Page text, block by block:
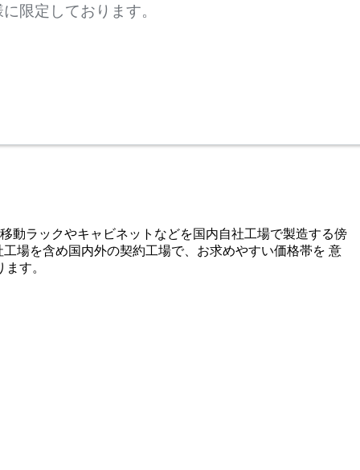
限定しております。
動ラックやキャビネットなどを国内自社工場で製造する傍
場を含め国内外の契約工場で、お求めやすい価格帯を 意
す。